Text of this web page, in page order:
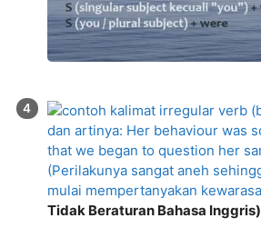
Tidak Beraturan Bahasa Inggris)